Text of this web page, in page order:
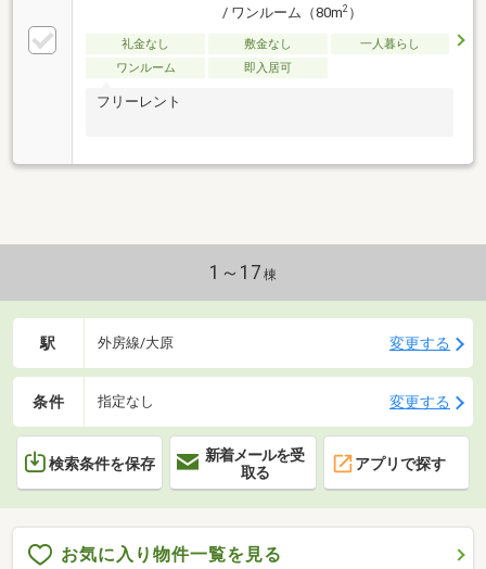
/ ワンルーム（80m2）
礼金なし 敷金なし
一人暮らし
ワンルーム
即入居可
フリーレント
1～17 棟
駅 外房線/大原 変更する
条件 指定なし 変更する
検索条件を保存
新着メールを受
取る
アプリで探す
お気に入り物件一覧を見る